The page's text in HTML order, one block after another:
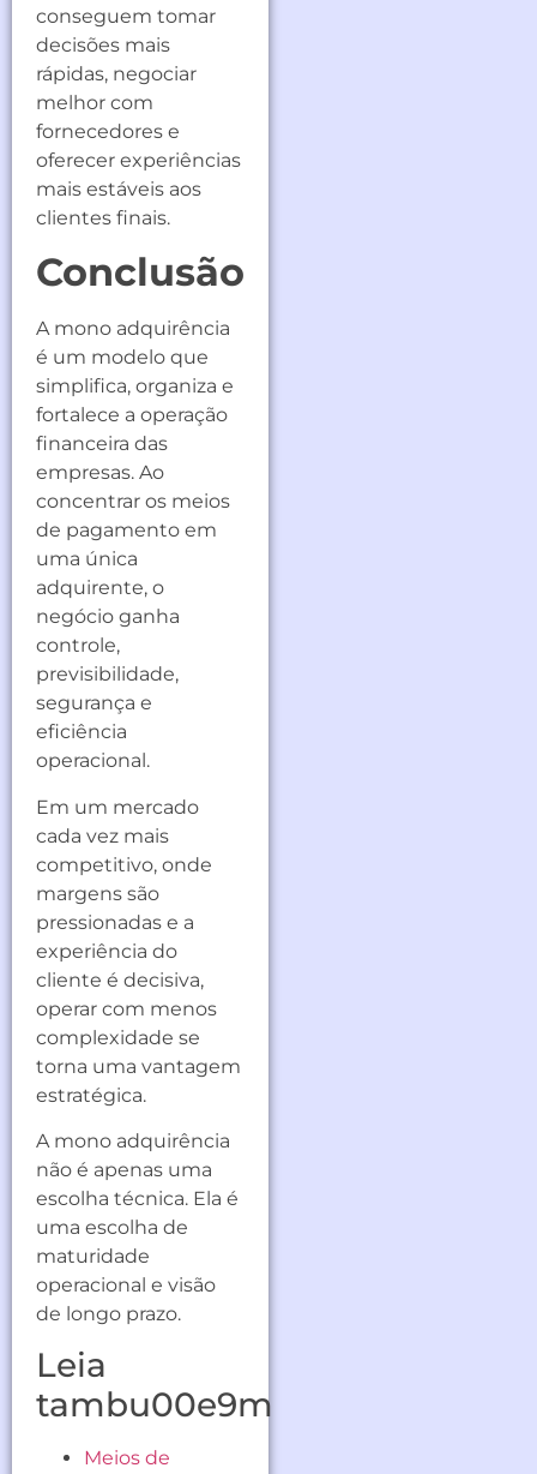
conseguem tomar
decisões mais
rápidas, negociar
melhor com
fornecedores e
oferecer experiências
mais estáveis aos
clientes finais.
Conclusão
A mono adquirência
é um modelo que
simplifica, organiza e
fortalece a operação
financeira das
empresas. Ao
concentrar os meios
de pagamento em
uma única
adquirente, o
negócio ganha
controle,
previsibilidade,
segurança e
eficiência
operacional.
Em um mercado
cada vez mais
competitivo, onde
margens são
pressionadas e a
experiência do
cliente é decisiva,
operar com menos
complexidade se
torna uma vantagem
estratégica.
A mono adquirência
não é apenas uma
escolha técnica. Ela é
uma escolha de
maturidade
operacional e visão
de longo prazo.
Leia
tambu00e9m
Meios de